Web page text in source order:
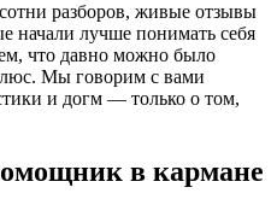
разборов, живые отзывы
начали лучше понимать себя
что давно можно было
Мы говорим с вами
и догм — только о том,
в кармане